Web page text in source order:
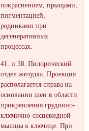
покраснением, прыщами,
пигментацией,
родинками при
дегенеративных
процессах.
41. и 38. Пилорический
отдел желудка. Проекция
располагается справа на
основании шеи в области
прикрепления грудинно-
ключично-сосцевидной
мышцы к ключице. При